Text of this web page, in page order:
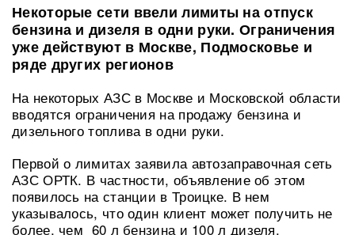
Некоторые сети ввели лимиты на отпуск
бензина и дизеля в одни руки. Ограничения
уже действуют в Москве, Подмосковье и
ряде других регионов
На некоторых АЗС в Москве и Московской области
вводятся ограничения на продажу бензина и
дизельного топлива в одни руки.
Первой о лимитах заявила автозаправочная сеть
АЗС ОРТК. В частности, объявление об этом
появилось на станции в Троицке. В нем
указывалось, что один клиент может получить не
более, чем 60 л бензина и 100 л дизеля.